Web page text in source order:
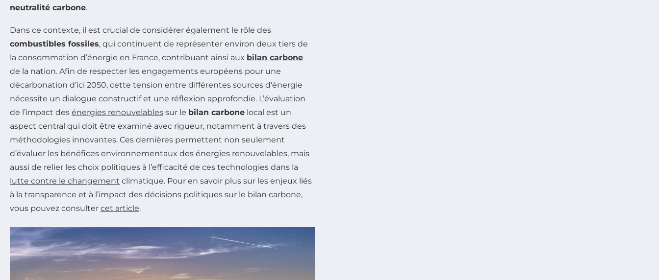
neutralité carbone.
Dans ce contexte, il est crucial de considérer également le rôle des
combustibles fossiles, qui continuent de représenter environ deux tiers de
la consommation d’énergie en France, contribuant ainsi aux bilan carbone
de la nation. Afin de respecter les engagements européens pour une
décarbonation d’ici 2050, cette tension entre différentes sources d’énergie
nécessite un dialogue constructif et une réflexion approfondie. L’évaluation
de l’impact des énergies renouvelables sur le bilan carbone local est un
aspect central qui doit être examiné avec rigueur, notamment à travers des
méthodologies innovantes. Ces dernières permettent non seulement
d’évaluer les bénéfices environnementaux des énergies renouvelables, mais
aussi de relier les choix politiques à l’efficacité de ces technologies dans la
lutte contre le changement climatique. Pour en savoir plus sur les enjeux liés
à la transparence et à l’impact des décisions politiques sur le bilan carbone,
vous pouvez consulter cet article.